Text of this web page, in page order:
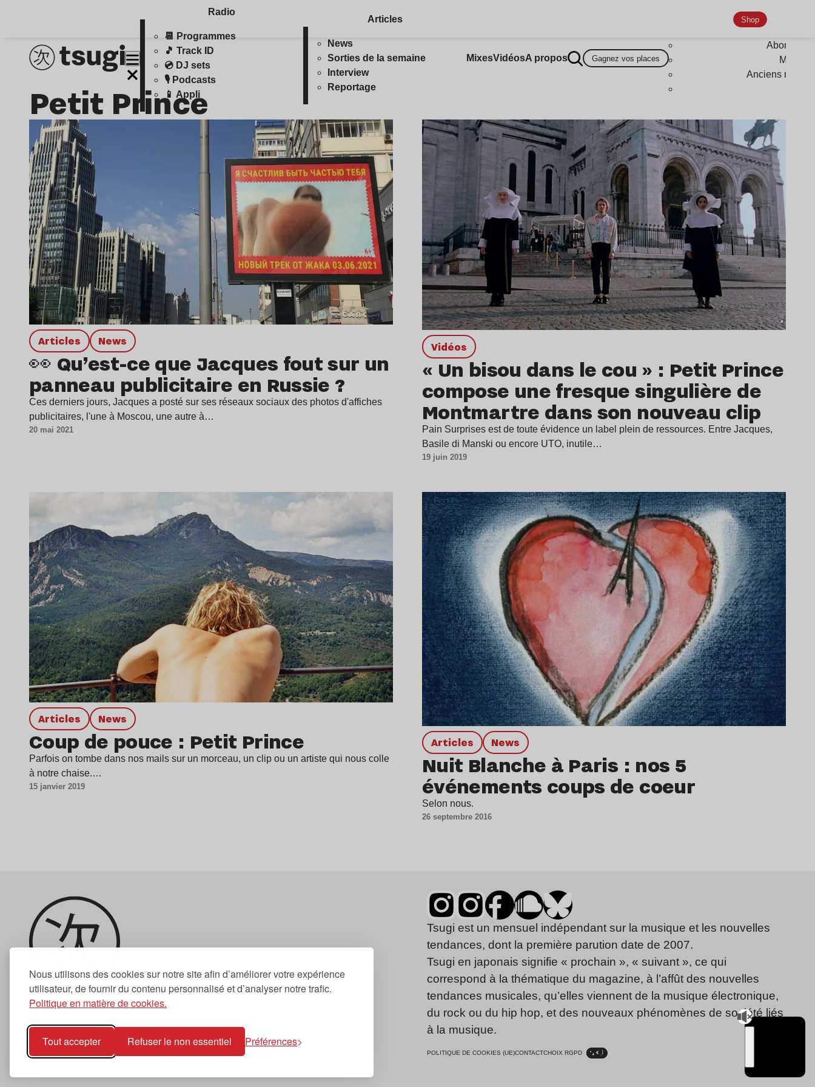
Nous utilisons des cookies sur notre site afin d’améliorer votre expérience
utilisateur, de fournir du contenu personnalisé et d’analyser notre trafic.
Politique en matière de cookies.
Tout accepter Refuser le non essentiel Préférences
Radio
📆 Programmes
🎵 Track ID
💿 DJ sets
🎙️ Podcasts
📱 Appli
Articles
News
Sorties de la semaine
Interview
Reportage
MixesVidéosA propos Gagnez vos places
Shop
Anciens
Petit Prince
Articles news
👀 Qu’est-ce que Jacques fout sur un
panneau publicitaire en Russie ?
Ces derniers jours, Jacques a posté sur ses réseaux sociaux des photos d'affiches
publicitaires, l'une à Moscou, une autre à…
20 mai 2021
Vidéos
« Un bisou dans le cou » : Petit Prince
compose une fresque singulière de
Montmartre dans son nouveau clip
Pain Surprises est de toute évidence un label plein de ressources. Entre Jacques,
Basile di Manski ou encore UTO, inutile…
19 juin 2019
Articles news
Coup de pouce : Petit Prince
Parfois on tombe dans nos mails sur un morceau, un clip ou un artiste qui nous colle
à notre chaise.…
15 janvier 2019
Articles news
Nuit Blanche à Paris : nos 5
événements coups de coeur
Selon nous.
26 septembre 2016
Newsletter
S'abonner
Tsugi est un mensuel indépendant sur la musique et les nouvelles
tendances, dont la première parution date de 2007.
Tsugi en japonais signifie « prochain », « suivant », ce qui
correspond à la thématique du magazine, à l’affût des nouvelles
tendances musicales, qu’elles viennent de la musique électronique,
du rock ou du hip hop, et des nouveaux phénomènes de société liés
à la musique.
POLITIQUE DE COOKIES (UE)CONTACTCHOIX RGPD